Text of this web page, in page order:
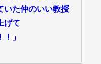
いた仲のいい教授
げて
」